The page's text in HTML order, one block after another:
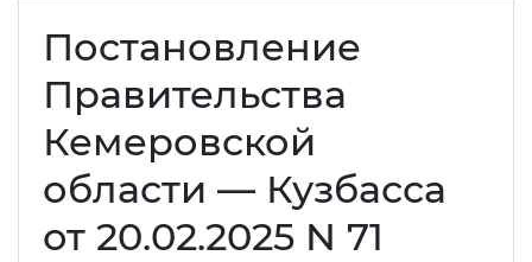
Постановление
Правительства
Кемеровской
области — Кузбасса
от 20.02.2025 N 71